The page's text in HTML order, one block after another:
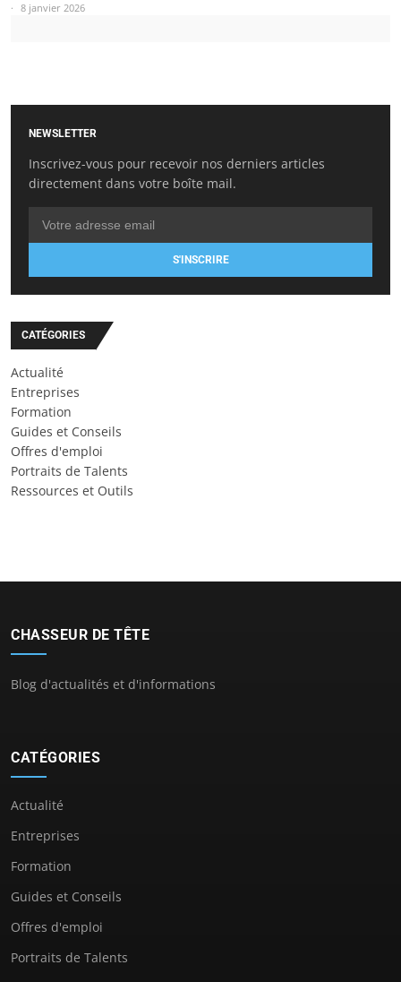
8 janvier 2026
NEWSLETTER
Inscrivez-vous pour recevoir nos derniers articles
directement dans votre boîte mail.
S'INSCRIRE
CATÉGORIES
Actualité
Entreprises
Formation
Guides et Conseils
Offres d'emploi
Portraits de Talents
Ressources et Outils
CHASSEUR DE TÊTE
Blog d'actualités et d'informations
CATÉGORIES
Actualité
Entreprises
Formation
Guides et Conseils
Offres d'emploi
Portraits de Talents